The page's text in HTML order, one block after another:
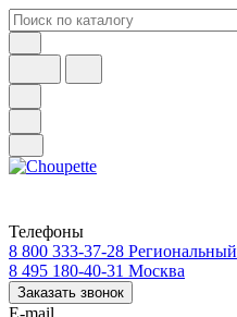
Телефоны
8 800 333-37-28 Региональный
8 495 180-40-31 Москва
Заказать звонок
E-mail